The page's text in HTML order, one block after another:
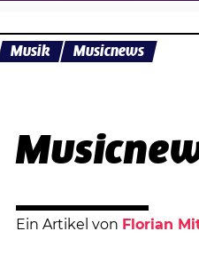
Musik Musicnews
Ein Artikel von Florian